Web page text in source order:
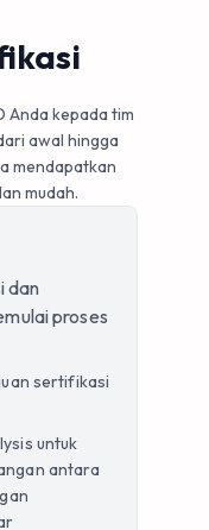
Anda kepada tim
awal hingga
mendapatkan
mudah.
dan
proses
sertifikasi
untuk
antara